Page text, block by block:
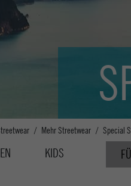
Mehr Streetwear Special
KIDS